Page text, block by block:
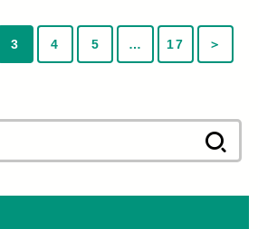
3 4 5 … 17 ＞
索: